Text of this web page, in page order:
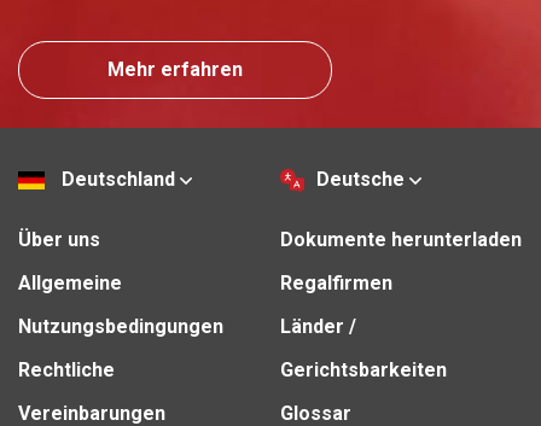
Mehr erfahren
Deutschland Deutsche
Über uns
Allgemeine
Nutzungsbedingungen
Rechtliche
Vereinbarungen
Dokumente herunterladen
Regalfirmen
Länder /
Gerichtsbarkeiten
Glossar